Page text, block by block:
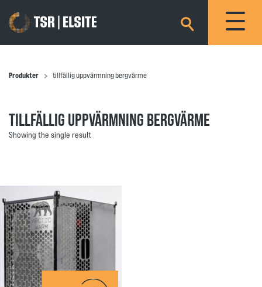
×
Produkter tillfällig uppvärmning bergvärme
TILLFÄLLIG UPPVÄRMNING BERGVÄRME
Showing the single result